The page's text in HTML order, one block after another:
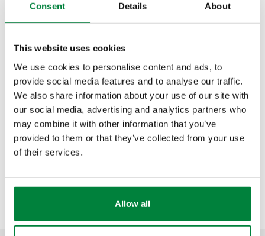
Consent Details About
This website uses cookies
We use cookies to personalise content and ads, to
provide social media features and to analyse our traffic.
We also share information about your use of our site with
our social media, advertising and analytics partners who
may combine it with other information that you’ve
provided to them or that they’ve collected from your use
of their services.
Allow all
DESSINS ET SPÉCIFICATIONS
Code article
570912 0,5 l
Modèles 3D
Texte de présentation Afficher Copier
CALEFFI, 570912, C1 INHIBITOR. Protège contre la
corrosion et les incrustations. Dosage: 0.5 litre de produit